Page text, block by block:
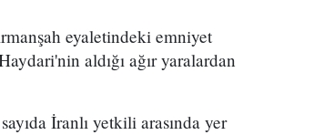
eyaletindeki emniyet
aldığı ağır yaralardan
İranlı yetkili arasında yer